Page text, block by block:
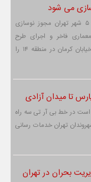
می شود
تهران رسانه | کمیسیون ماده ۵ شهر تهران مجوز نوسازی
فاخر و اجرای طرح
موضعی اصلاح بافت فرسوده خیابان کرمان در منطقه ۱۴ را
تا میدان آزادی
است در خط بی آر تی سه راه
تهران خدمات رسانی